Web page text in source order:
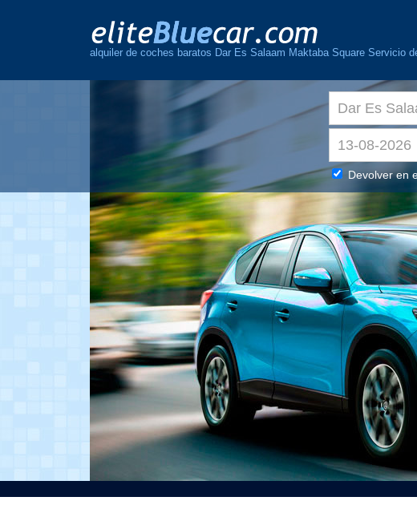
alquiler de coches baratos Dar Es Salaam Maktaba Square Servicio
Devolver en